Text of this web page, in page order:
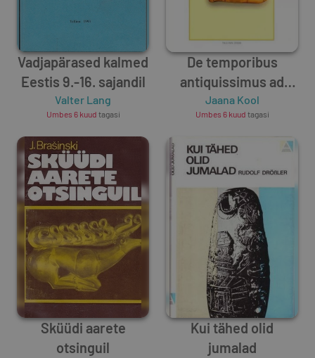
Vadjapärased kalmed
Eestis 9.-16. sajandil
Valter Lang
Umbes 6 kuud tagasi
De temporibus
antiquissimus ad
honorem Lembit
Jaanits
Jaana Kool
Umbes 6 kuud tagasi
Sküüdi aarete
otsinguil
Kui tähed olid
jumalad